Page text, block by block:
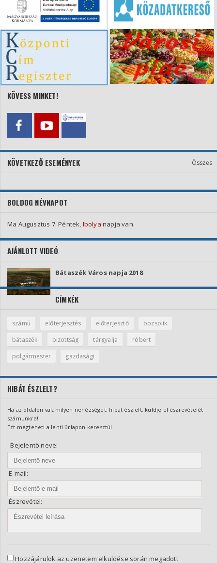
KÖVESS MINKET!
KÖVETKEZŐ ESEMÉNYEK Összes
BOLDOG NÉVNAPOT
Ma Augusztus 7. Péntek, Ibolya napja van.
AJÁNLOTT VIDEÓ
Bátaszék Város napja 2018
CÍMKÉK
számú előterjesztés előterjesztő
bozsolik
bátaszék
bizottság tárgyalja
róbert
polgármester
gazdasági
HIBÁT ÉSZLELT?
Ha az oldalon valamilyen nehézséget, hibát észlelt, küldje el észrevételét
számunkra!
Ezt megteheti a lenti űrlapon keresztül.
Bejelentő neve:
E-mail:
Észrevétel:
Hozzájárulok az üzenetem elküldése során megadott